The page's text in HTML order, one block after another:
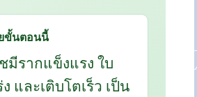
ขั้นตอนนี้
มีรากแข็งแรง ใบ
และเติบโตเร็ว เป็น